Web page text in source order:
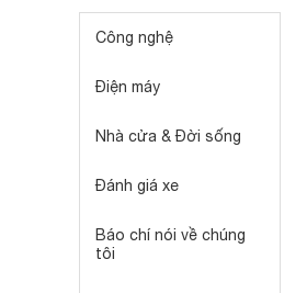
Công nghệ
Điện máy
Nhà cửa & Đời sống
Đánh giá xe
Báo chí nói về chúng
tôi